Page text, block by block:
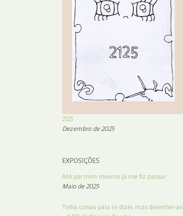
2125
Dezembro de 2025
EXPOSIÇÕES
Até por mim mesmo já me fiz passar
Maio de 2025
Tinha coisas para te dizer, mas desenhei-as